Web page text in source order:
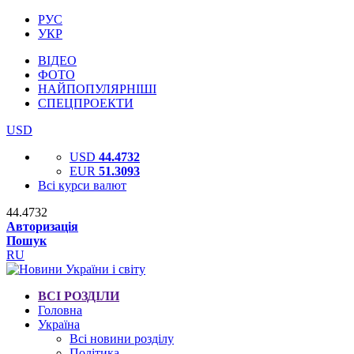
РУС
УКР
ВІДЕО
ФОТО
НАЙПОПУЛЯРНІШІ
СПЕЦПРОЕКТИ
USD
USD 44.4732
EUR 51.3093
Всі курси валют
44.4732
Авторизація
Пошук
RU
ВСІ РОЗДІЛИ
Головна
Україна
Всі новини розділу